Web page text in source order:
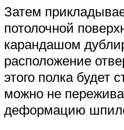
Затем
потолочной
карандашом
расположение
этого полка будет
можно не
деформацию